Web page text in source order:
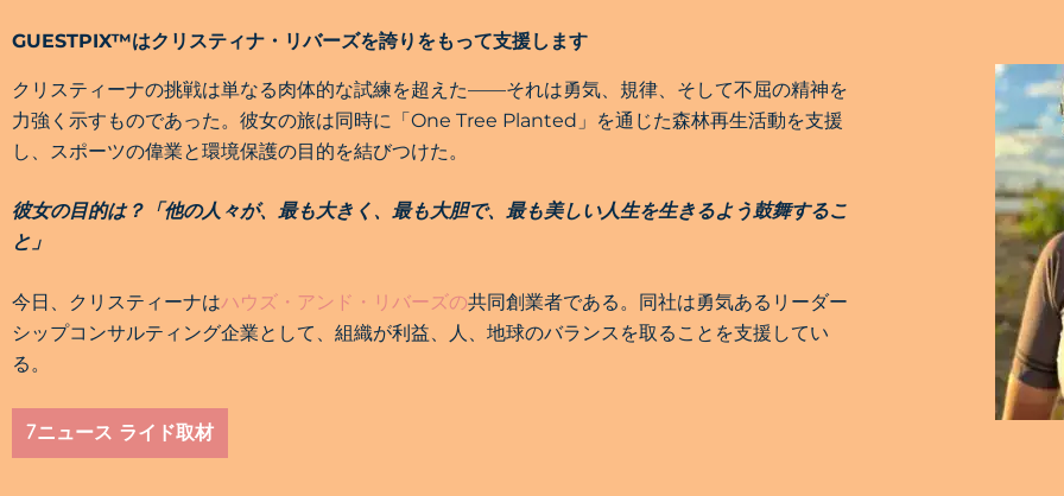
GUESTPIX™はクリスティナ・リバーズを誇りをもって支援します
クリスティーナの挑戦は単なる肉体的な試練を超えた——それは勇気、規律、そして不屈の精神を
力強く示すものであった。彼女の旅は同時に「One Tree Planted」を通じた森林再生活動を支援
し、スポーツの偉業と環境保護の目的を結びつけた。
彼女の目的は？「他の人々が、最も大きく、最も大胆で、最も美しい人生を生きるよう鼓舞するこ
と」
今日、クリスティーナはハウズ・アンド・リバーズの共同創業者である。同社は勇気あるリーダー
シップコンサルティング企業として、組織が利益、人、地球のバランスを取ることを支援してい
る。
7ニュース ライド取材